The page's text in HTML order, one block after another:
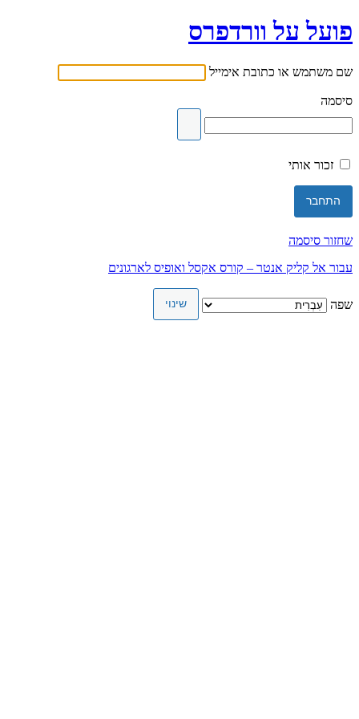
פועל על וורדפרס
שם משתמש או כתובת אימייל
סיסמה
זכור אותי
שחזור סיסמה
עבור אל קליק אנטר – קורס אקסל ואופיס לארגונים
שפה